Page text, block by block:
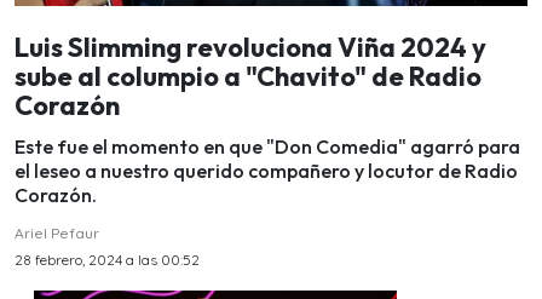
Luis Slimming revoluciona Viña 2024 y
sube al columpio a "Chavito" de Radio
Corazón
Este fue el momento en que "Don Comedia" agarró para
el leseo a nuestro querido compañero y locutor de Radio
Corazón.
Ariel Pefaur
28 febrero, 2024 a las 00:52